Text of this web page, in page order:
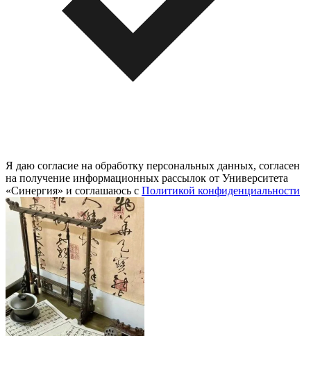
Я даю согласие на обработку персональных данных, согласен
на получение информационных рассылок от Университета
«Синергия» и соглашаюсь c Политикой конфиденциальности